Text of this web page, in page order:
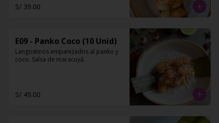
S/ 39.00
E09 - Panko Coco (10 Unid)
Langostinos empanizados al panko y
coco. Salsa de maracuyá.
S/ 49.00